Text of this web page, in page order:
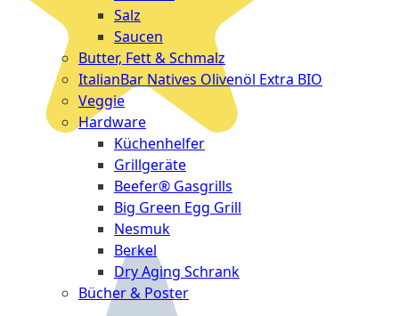
Salz
Saucen
Butter, Fett & Schmalz
ItalianBar Natives Olivenöl Extra BIO
Veggie
Hardware
Küchenhelfer
Grillgeräte
Beefer® Gasgrills
Big Green Egg Grill
Nesmuk
Berkel
Dry Aging Schrank
Bücher & Poster